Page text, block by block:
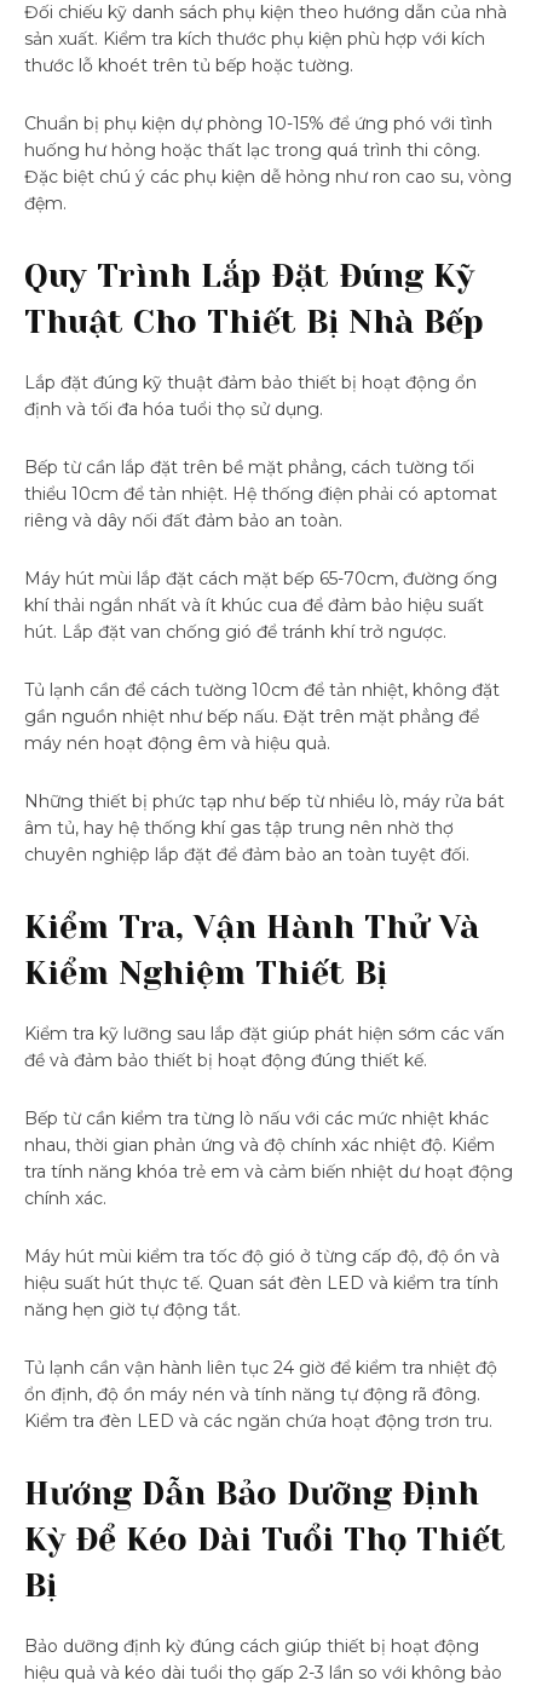
Đối chiếu kỹ danh sách phụ kiện theo hướng dẫn của nhà
sản xuất. Kiểm tra kích thước phụ kiện phù hợp với kích
thước lỗ khoét trên tủ bếp hoặc tường.
Chuẩn bị phụ kiện dự phòng 10-15% để ứng phó với tình
huống hư hỏng hoặc thất lạc trong quá trình thi công.
Đặc biệt chú ý các phụ kiện dễ hỏng như ron cao su, vòng
đệm.
Quy Trình Lắp Đặt Đúng Kỹ
Thuật Cho Thiết Bị Nhà Bếp
Lắp đặt đúng kỹ thuật đảm bảo thiết bị hoạt động ổn
định và tối đa hóa tuổi thọ sử dụng.
Bếp từ cần lắp đặt trên bề mặt phẳng, cách tường tối
thiểu 10cm để tản nhiệt. Hệ thống điện phải có aptomat
riêng và dây nối đất đảm bảo an toàn.
Máy hút mùi lắp đặt cách mặt bếp 65-70cm, đường ống
khí thải ngắn nhất và ít khúc cua để đảm bảo hiệu suất
hút. Lắp đặt van chống gió để tránh khí trở ngược.
Tủ lạnh cần để cách tường 10cm để tản nhiệt, không đặt
gần nguồn nhiệt như bếp nấu. Đặt trên mặt phẳng để
máy nén hoạt động êm và hiệu quả.
Những thiết bị phức tạp như bếp từ nhiều lò, máy rửa bát
âm tủ, hay hệ thống khí gas tập trung nên nhờ thợ
chuyên nghiệp lắp đặt để đảm bảo an toàn tuyệt đối.
Kiểm Tra, Vận Hành Thử Và
Kiểm Nghiệm Thiết Bị
Kiểm tra kỹ lưỡng sau lắp đặt giúp phát hiện sớm các vấn
đề và đảm bảo thiết bị hoạt động đúng thiết kế.
Bếp từ cần kiểm tra từng lò nấu với các mức nhiệt khác
nhau, thời gian phản ứng và độ chính xác nhiệt độ. Kiểm
tra tính năng khóa trẻ em và cảm biến nhiệt dư hoạt động
chính xác.
Máy hút mùi kiểm tra tốc độ gió ở từng cấp độ, độ ồn và
hiệu suất hút thực tế. Quan sát đèn LED và kiểm tra tính
năng hẹn giờ tự động tắt.
Tủ lạnh cần vận hành liên tục 24 giờ để kiểm tra nhiệt độ
ổn định, độ ồn máy nén và tính năng tự động rã đông.
Kiểm tra đèn LED và các ngăn chứa hoạt động trơn tru.
Hướng Dẫn Bảo Dưỡng Định
Kỳ Để Kéo Dài Tuổi Thọ Thiết
Bị
Bảo dưỡng định kỳ đúng cách giúp thiết bị hoạt động
hiệu quả và kéo dài tuổi thọ gấp 2-3 lần so với không bảo